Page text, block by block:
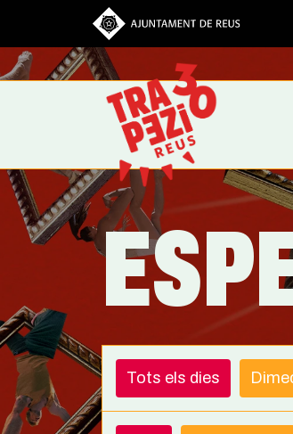
Vés al contingut
Tots els dies